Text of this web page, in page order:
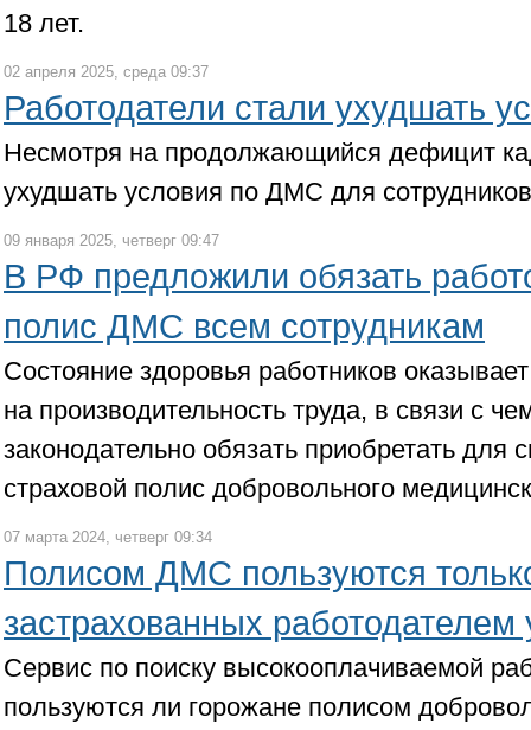
18 лет.
02 апреля 2025, среда 09:37
Работодатели стали ухудшать
Несмотря на продолжающийся дефицит
ухудшать условия по ДМС для
09 января 2025, четверг 09:47
В РФ предложили обязать
полис ДМС всем сотрудникам
Состояние здоровья работников
на производительность труда, в связи с
законодательно обязать приобретать для
страховой полис добровольного
07 марта 2024, четверг 09:34
Полисом ДМС пользуются
застрахованных
Сервис по поиску высокооплачиваемой
пользуются ли горожане полисом